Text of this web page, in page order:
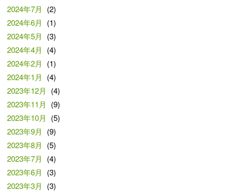
2024年7月
(2)
2024年6月
(1)
2024年5月
(3)
2024年4月
(4)
2024年2月
(1)
2024年1月
(4)
2023年12月
(4)
2023年11月
(9)
2023年10月
(5)
2023年9月
(9)
2023年8月
(5)
2023年7月
(4)
2023年6月
(3)
2023年3月
(3)